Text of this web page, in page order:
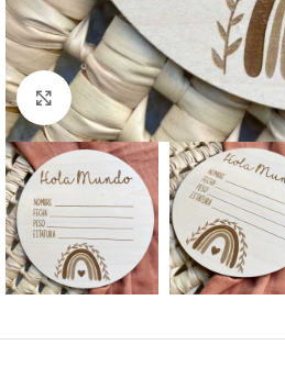
Clic para ampliar